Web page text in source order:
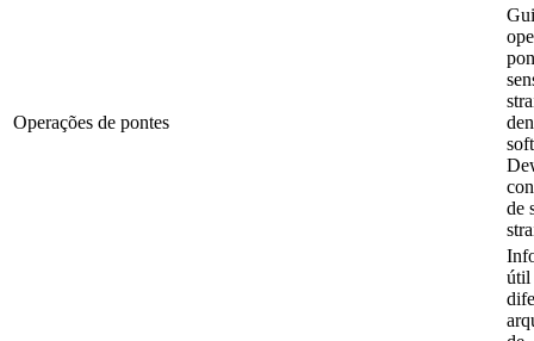
Operações de pontes
de
útil